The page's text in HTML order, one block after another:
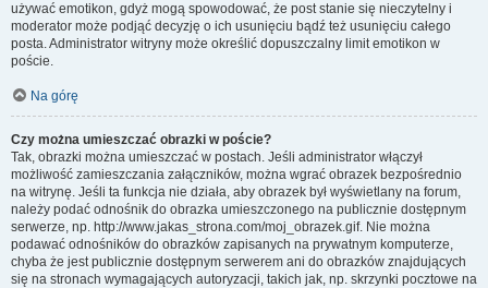
używać emotikon, gdyż mogą spowodować, że post stanie się nieczytelny i
moderator może podjąć decyzję o ich usunięciu bądź też usunięciu całego
posta. Administrator witryny może określić dopuszczalny limit emotikon w
poście.
Na górę
Czy można umieszczać obrazki w poście?
Tak, obrazki można umieszczać w postach. Jeśli administrator włączył
możliwość zamieszczania załączników, można wgrać obrazek bezpośrednio
na witrynę. Jeśli ta funkcja nie działa, aby obrazek był wyświetlany na forum,
należy podać odnośnik do obrazka umieszczonego na publicznie dostępnym
serwerze, np. http://www.jakas_strona.com/moj_obrazek.gif. Nie można
podawać odnośników do obrazków zapisanych na prywatnym komputerze,
chyba że jest publicznie dostępnym serwerem ani do obrazków znajdujących
się na stronach wymagających autoryzacji, takich jak, np. skrzynki pocztowe na